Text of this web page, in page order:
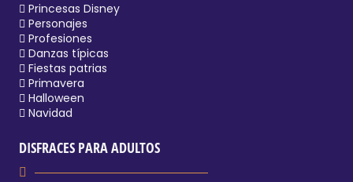
Princesas Disney
Personajes
Profesiones
Danzas típicas
Fiestas patrias
Primavera
Halloween
Navidad
DISFRACES PARA ADULTOS